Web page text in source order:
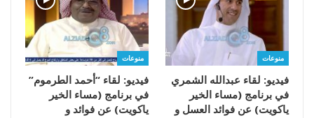
منوعات
فيديو: لقاء عبدالله الشمري
في برنامج (مساء الخير
ياكويت) عن فوائد العسل و
منوعات
فيديو: لقاء “أحمد الطرموم”
في برنامج (مساء الخير
ياكويت) عن فوائد و